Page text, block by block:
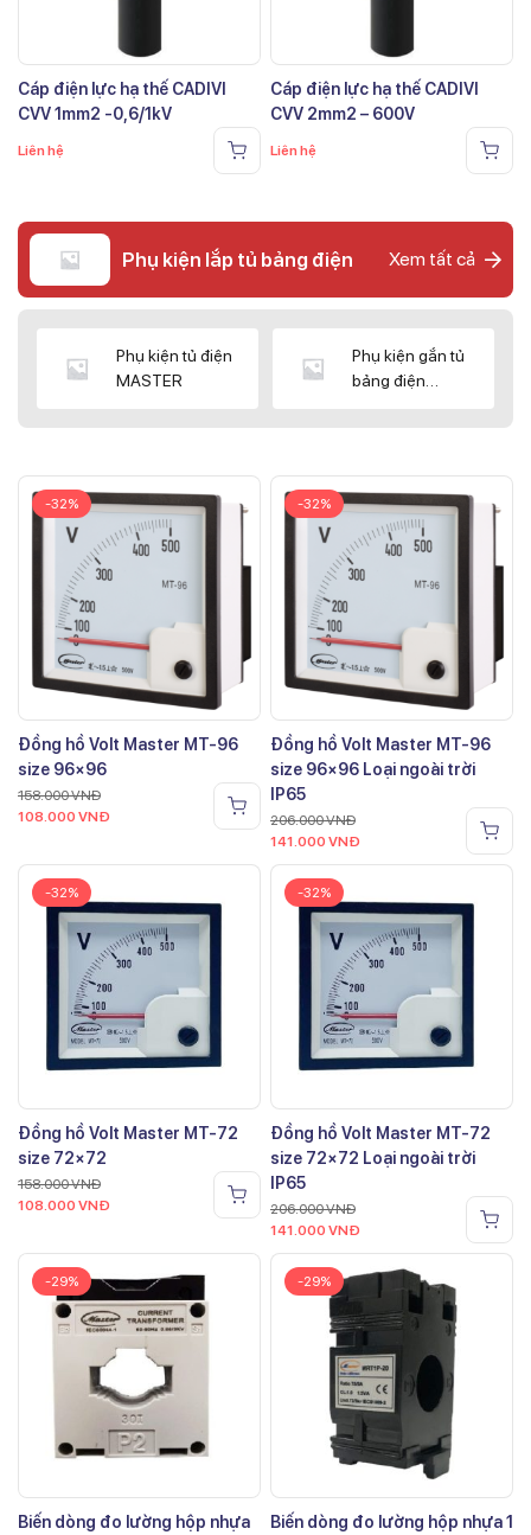
Cáp điện lực hạ thế CADIVI
CVV 1mm2 -0,6/1kV
Liên hệ
Cáp điện lực hạ thế CADIVI
CVV 2mm2 – 600V
Liên hệ
Phụ kiện lắp tủ bảng điện Xem tất cả
Phụ kiện tủ điện
MASTER
Phụ kiện gắn tủ
bảng điện
-32%
Đồng hồ Volt Master MT-96
size 96×96
158.000VNĐ
108.000 VNĐ
-32%
Đồng hồ Volt Master MT-96
size 96×96 Loại ngoài trời
IP65
206.000VNĐ
141.000 VNĐ
-32%
Đồng hồ Volt Master MT-72
size 72×72
158.000VNĐ
108.000 VNĐ
-32%
Đồng hồ Volt Master MT-72
size 72×72 Loại ngoài trời
IP65
206.000VNĐ
141.000 VNĐ
-29%
Biến dòng đo lường hộp nhựa
-29%
Biến dòng đo lường hộp nhựa 1